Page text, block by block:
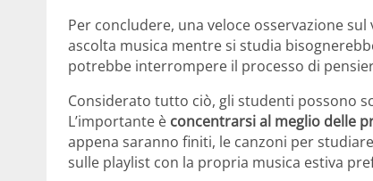
Per concludere, una veloce osservazione
ascolta musica mentre si studia
potrebbe interrompere il processo di
Considerato tutto ciò, gli studenti possono
L’importante è concentrarsi al meglio delle
appena saranno finiti, le canzoni per
sulle playlist con la propria musica estiva